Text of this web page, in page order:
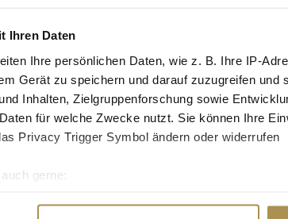
Ihren Daten
Ihre persönlichen Daten, wie z. B. Ihre IP-
Gerät zu speichern und darauf zuzugreifen und
Inhalten, Zielgruppenforschung sowie
für welche Zwecke nutzt. Sie können Ihre
Privacy Trigger Symbol ändern oder widerrufen
gerne:
Advertisement